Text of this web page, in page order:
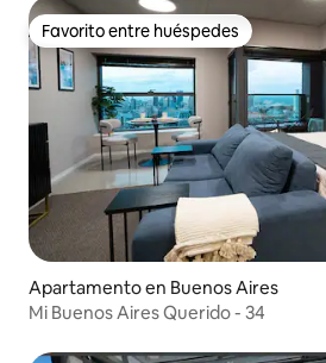
Favorito entre huéspedes
Favorito entre huéspedes
Apartamento en Buenos Aires
Mi Buenos Aires Querido - 34